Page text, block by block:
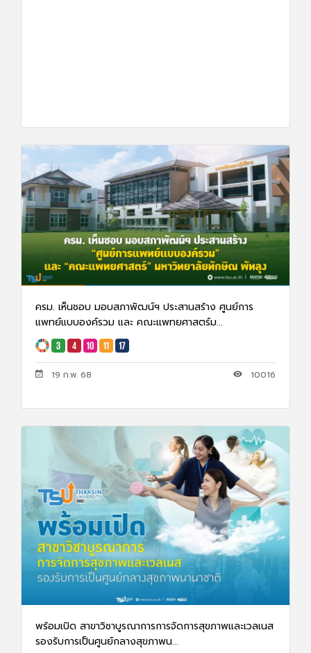
สถาบันส่งเสริมการบริการวิชาการ ม.ทักษิณ จัดสอบวัด
ความรู้ในวิชาชีพการแพทย์แผนไทย ...
3 มี.ค. 68 1328
ครม. เห็นชอบ มอบสภาพัฒน์ฯ ประสานสร้าง ศูนย์การ
แพทย์แบบองค์รวม และ คณะแพทยศาสตร์ม...
19 ก.พ. 68 10016
พร้อมเปิด สาขาวิชาบูรณาการการจัดการสุขภาพและเวลเนส
รองรับการเป็นศูนย์กลางสุขภาพน...